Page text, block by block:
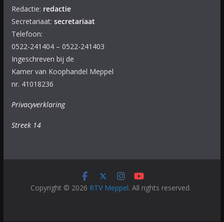
Redactie: redactie
Secretariaat: secretariaat
Telefoon:
0522-241404 – 0522-241403
Ingeschreven bij de
Kamer van Koophandel Meppel
nr. 41018236
Privacyverklaring
Streek 14
Copyright © 2026 RTV Meppel. All rights reserved.